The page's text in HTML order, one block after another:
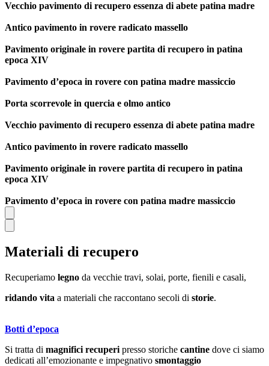
Vecchio pavimento di recupero essenza di abete patina madre
Antico pavimento in rovere radicato massello
Pavimento originale in rovere partita di recupero in patina
epoca XIV
Pavimento d’epoca in rovere con patina madre massiccio
Porta scorrevole in quercia e olmo antico
Vecchio pavimento di recupero essenza di abete patina madre
Antico pavimento in rovere radicato massello
Pavimento originale in rovere partita di recupero in patina
epoca XIV
Pavimento d’epoca in rovere con patina madre massiccio
Materiali di recupero
Recuperiamo legno da vecchie travi, solai, porte, fienili e casali,
ridando vita a materiali che raccontano secoli di storie.
Botti d’epoca
Si tratta di magnifici recuperi presso storiche cantine dove ci siamo
dedicati all’emozionante e impegnativo smontaggio